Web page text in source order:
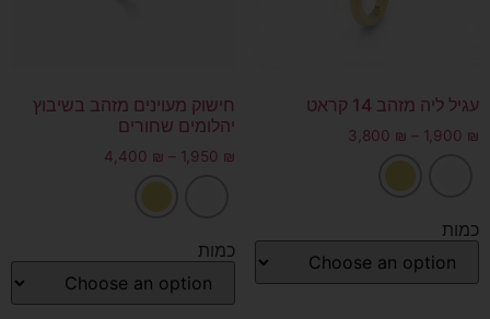
עגיל ליה מזהב 14 קראט
1,900 ₪
–
3,800 ₪
כמות
חישוק מעוינים מזהב בשיבוץ
יהלומים שחורים
1,950 ₪
–
4,400 ₪
כמות